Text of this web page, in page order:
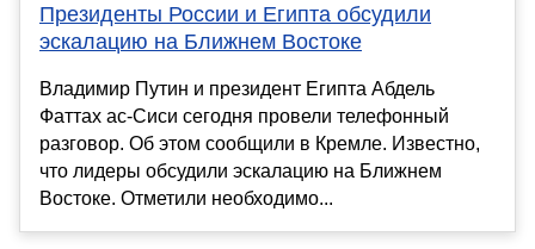
Президенты России и Египта обсудили
эскалацию на Ближнем Востоке
Владимир Путин и президент Египта Абдель
Фаттах ас-Сиси сегодня провели телефонный
разговор. Об этом сообщили в Кремле. Известно,
что лидеры обсудили эскалацию на Ближнем
Востоке. Отметили необходимо...